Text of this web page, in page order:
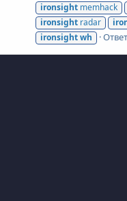
ironsight memhack
ironsight radar
ironsightwh